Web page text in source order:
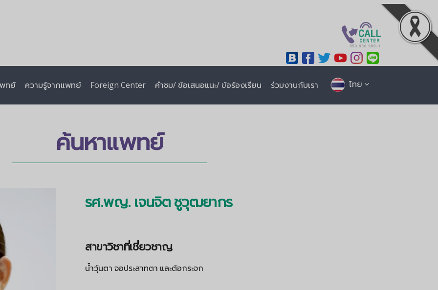
ทย์ ความรู้จากแพทย์ Foreign Center คำชม/ ข้อเสนอแนะ/ ข้อร้องเรียน ร่วมงานกับเรา ไทย
ค้นหาแพทย์
รศ.พญ. เจนจิต ชูวุฒยากร
สาขาวิชาที่เชี่ยวชาญ
น้ำวุ้นตา จอประสาทตา และต้อกระจก